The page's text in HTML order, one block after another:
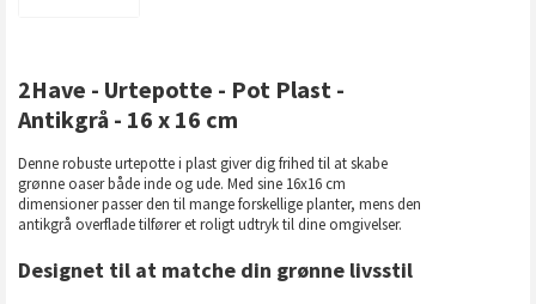
2Have - Urtepotte - Pot Plast -
Antikgrå - 16 x 16 cm
Denne robuste urtepotte i plast giver dig frihed til at skabe
grønne oaser både inde og ude. Med sine 16x16 cm
dimensioner passer den til mange forskellige planter, mens den
antikgrå overflade tilfører et roligt udtryk til dine omgivelser.
Designet til at matche din grønne livsstil